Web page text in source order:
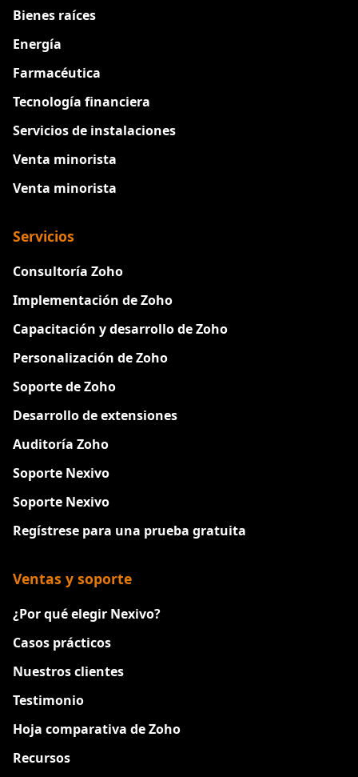
Bienes raíces
Energía
Farmacéutica
Tecnología financiera
Servicios de instalaciones
Venta minorista
Venta minorista
Servicios
Consultoría Zoho
Implementación de Zoho
Capacitación y desarrollo de Zoho
Personalización de Zoho
Soporte de Zoho
Desarrollo de extensiones
Auditoría Zoho
Soporte Nexivo
Soporte Nexivo
Regístrese para una prueba gratuita
Ventas y soporte
¿Por qué elegir Nexivo?
Casos prácticos
Nuestros clientes
Testimonio
Hoja comparativa de Zoho
Recursos